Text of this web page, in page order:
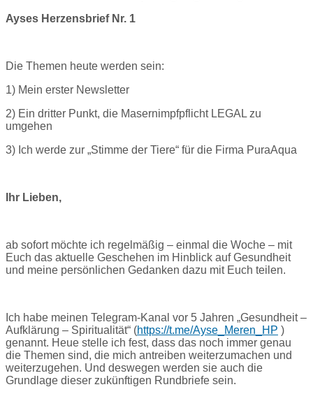
Ayses Herzensbrief Nr. 1
Die Themen heute werden sein:
1) Mein erster Newsletter
2) Ein dritter Punkt, die Masernimpfpflicht LEGAL zu
umgehen
3) Ich werde zur „Stimme der Tiere“ für die Firma PuraAqua
Ihr Lieben,
ab sofort möchte ich regelmäßig – einmal die Woche – mit
Euch das aktuelle Geschehen im Hinblick auf Gesundheit
und meine persönlichen Gedanken dazu mit Euch teilen.
Ich habe meinen Telegram-Kanal vor 5 Jahren „Gesundheit –
Aufklärung – Spiritualität“ (https://t.me/Ayse_Meren_HP )
genannt. Heue stelle ich fest, dass das noch immer genau
die Themen sind, die mich antreiben weiterzumachen und
weiterzugehen. Und deswegen werden sie auch die
Grundlage dieser zukünftigen Rundbriefe sein.